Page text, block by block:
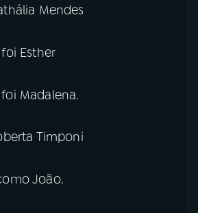
Mendes
Esther
Madalena.
Timponi
João.